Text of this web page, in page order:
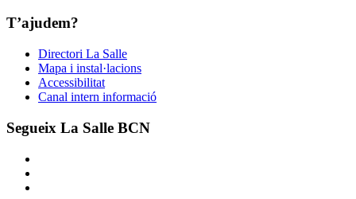
T’ajudem?
Directori La Salle
Mapa i instal·lacions
Accessibilitat
Canal intern informació
Segueix La Salle BCN